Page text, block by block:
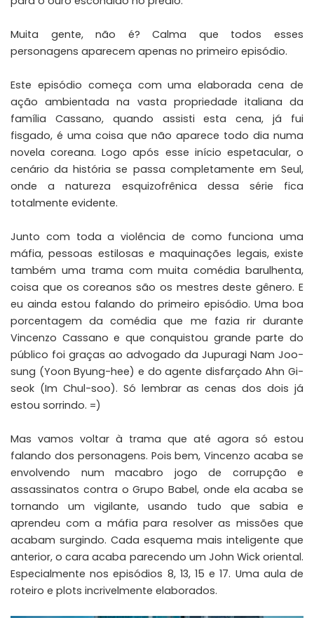
Muita gente, não é? Calma que todos esses
personagens aparecem apenas no primeiro episódio.
Este episódio começa com uma elaborada cena de
ação ambientada na vasta propriedade italiana da
família Cassano, quando assisti esta cena, já fui
fisgado, é uma coisa que não aparece todo dia numa
novela coreana. Logo após esse início espetacular, o
cenário da história se passa completamente em Seul,
onde a natureza esquizofrênica dessa série fica
totalmente evidente.
Junto com toda a violência de como funciona uma
máfia, pessoas estilosas e maquinações legais, existe
também uma trama com muita comédia barulhenta,
coisa que os coreanos são os mestres deste gênero. E
eu ainda estou falando do primeiro episódio. Uma boa
porcentagem da comédia que me fazia rir durante
Vincenzo Cassano e que conquistou grande parte do
público foi graças ao advogado da Jupuragi Nam Joo-
sung (Yoon Byung-hee) e do agente disfarçado Ahn Gi-
seok (Im Chul-soo). Só lembrar as cenas dos dois já
estou sorrindo. =)
Mas vamos voltar à trama que até agora só estou
falando dos personagens. Pois bem, Vincenzo acaba se
envolvendo num macabro jogo de corrupção e
assassinatos contra o Grupo Babel, onde ela acaba se
tornando um vigilante, usando tudo que sabia e
aprendeu com a máfia para resolver as missões que
acabam surgindo. Cada esquema mais inteligente que
anterior, o cara acaba parecendo um John Wick oriental.
Especialmente nos episódios 8, 13, 15 e 17. Uma aula de
roteiro e plots incrivelmente elaborados.